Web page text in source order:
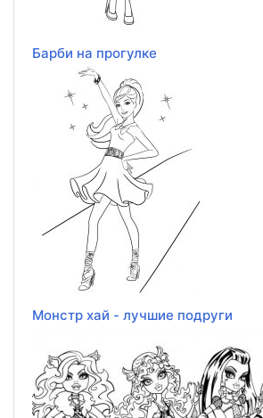
Барби на прогулке
Монстр хай - лучшие подруги